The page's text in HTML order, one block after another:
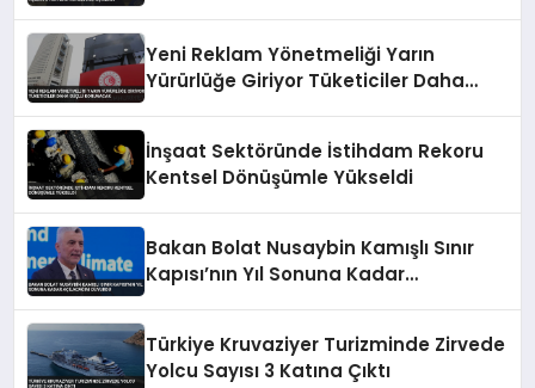
Yeni Reklam Yönetmeliği Yarın
Yürürlüğe Giriyor Tüketiciler Daha
İnşaat Sektöründe İstihdam Rekoru
Kentsel Dönüşümle Yükseldi
Bakan Bolat Nusaybin Kamışlı Sınır
Kapısı’nın Yıl Sonuna Kadar
Türkiye Kruvaziyer Turizminde Zirvede
Yolcu Sayısı 3 Katına Çıktı